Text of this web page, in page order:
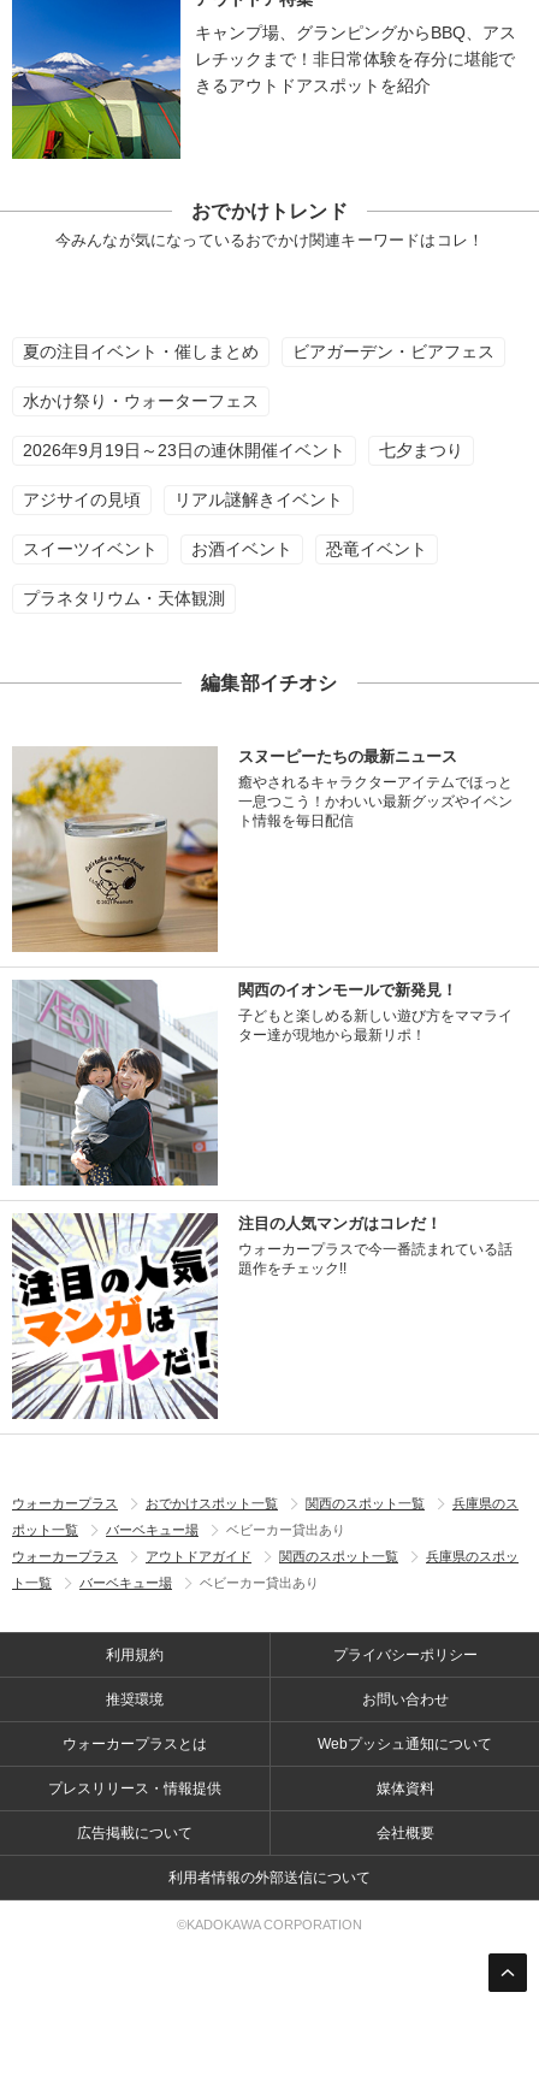
キャンプ場、グランピングからBBQ、アス
レチックまで！非日常体験を存分に堪能で
きるアウトドアスポットを紹介
おでかけトレンド
今みんなが気になっているおでかけ関連キーワードはコレ！
夏の注目イベント・催しまとめ ビアガーデン・ビアフェス
水かけ祭り・ウォーターフェス
2026年9月19日～23日の連休開催イベント 七夕まつり
アジサイの見頃 リアル謎解きイベント
スイーツイベント お酒イベント 恐竜イベント
プラネタリウム・天体観測
編集部イチオシ
スヌーピーたちの最新ニュース
癒やされるキャラクターアイテムでほっと
一息つこう！かわいい最新グッズやイベン
ト情報を毎日配信
関西のイオンモールで新発見！
子どもと楽しめる新しい遊び方をママライ
ター達が現地から最新リポ！
注目の人気マンガはコレだ！
ウォーカープラスで今一番読まれている話
題作をチェック!!
ウォーカープラス おでかけスポット一覧 関西のスポット一覧
兵庫県のス
ポット一覧
バーベキュー場
ベビーカー貸出あり
ウォーカープラス
アウトドアガイド 関西のスポット一覧
兵庫県のスポッ
ト一覧
バーベキュー場 ベビーカー貸出あり
利用規約 プライバシーポリシー
推奨環境 お問い合わせ
ウォーカープラスとは Webプッシュ通知について
プレスリリース・情報提供 媒体資料
広告掲載について 会社概要
利用者情報の外部送信について
©KADOKAWA CORPORATION